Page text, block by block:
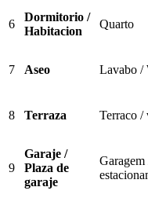
6
Dormitorio /
Habitacion
Quarto
7 Aseo Lavabo /
8 Terraza Terraco /
9
Garaje /
Plaza de
garaje